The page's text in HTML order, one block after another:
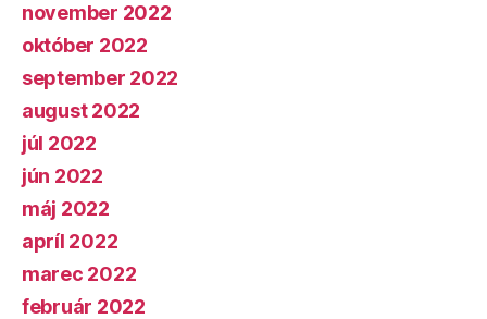
november 2022
október 2022
september 2022
august 2022
júl 2022
jún 2022
máj 2022
apríl 2022
marec 2022
február 2022